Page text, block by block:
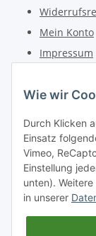
Wie wir
Durch Klicken
Einsatz
Vimeo,
Einstellung
unten).
in unserer
Mein Konto
Impressum
Telefon:
Fax: +49
Email:
Freiherr-
D-64354